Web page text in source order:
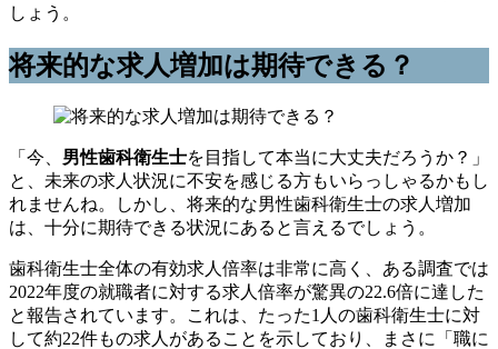
しょう。
将来的な求人増加は期待できる？
「今、 男性歯科衛生士を目指して本当に大丈夫だろうか？」
と、未来の求人状況に不安を感じる方もいらっしゃるかもし
れませんね。しかし、将来的な男性歯科衛生士の求人増加
は、十分に期待できる状況にあると言えるでしょう。
歯科衛生士全体の有効求人倍率は非常に高く、ある調査では
2022年度の就職者に対する求人倍率が驚異の22.6倍に達した
と報告されています。これは、たった1人の歯科衛生士に対
して約22件もの求人があることを示しており、まさに「職に